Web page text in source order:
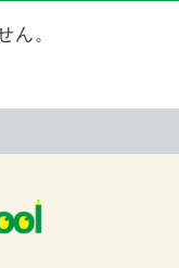
ん。